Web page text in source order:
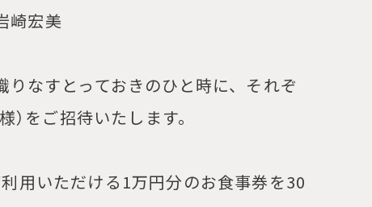
崎宏美
なすとっておきのひと時に、それぞ
をご招待いたします。
用いただける1万円分のお食事券を30